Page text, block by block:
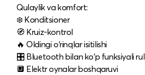
Qulaylik va komfort:
❄️ Konditsioner
🧭 Kruiz-kontrol
🔥 Oldingi o‘rinqlar isitilishi
🎛 Bluetooth bilan ko‘p funksiyali rul
🔲 Elektr oynalar boshqaruvi